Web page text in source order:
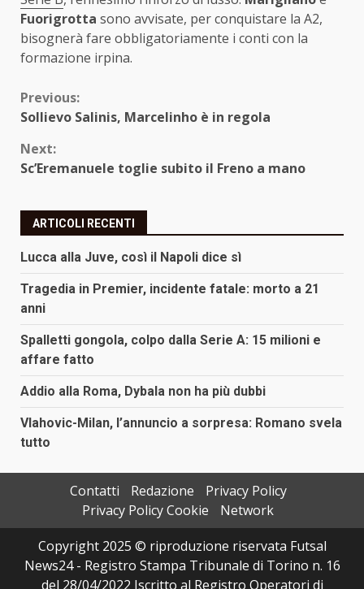
Fuorigrotta sono avvisate, per conquistare la A2,
bisognerà fare obbligatoriamente i conti con la
formazione irpina.
Continue
Previous:
Sollievo Salinis, Marcelinho è in regola
Next:
Sc’Eremanuele toglie subito il Freno a mano
ARTICOLI RECENTI
Lucca alla Juve, così il Napoli dice sì
Tragedia in Premier, incidente fatale: morto a 21
anni
Spalletti gongola, colpo dalla Serie A: 15 milioni e
affare fatto
Addio alla Roma, Dybala non ha più dubbi
Vlahovic-Milan, l’annuncio a sorpresa: Romano svela
tutto
Contatti Redazione
Privacy Policy
Privacy Policy Cookie
Network
Copyright 2025 © riproduzione riservata Futsal
News24 - Registro Stampa Tribunale di Torino n. 16
del 28/04/2022 Iscritto al Registro Operatori di